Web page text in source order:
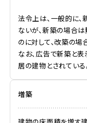
法令上は、一般的に
ないが、新築の場合
のに対して、改築の
なお、広告で新築と
居の建物とされている
増築